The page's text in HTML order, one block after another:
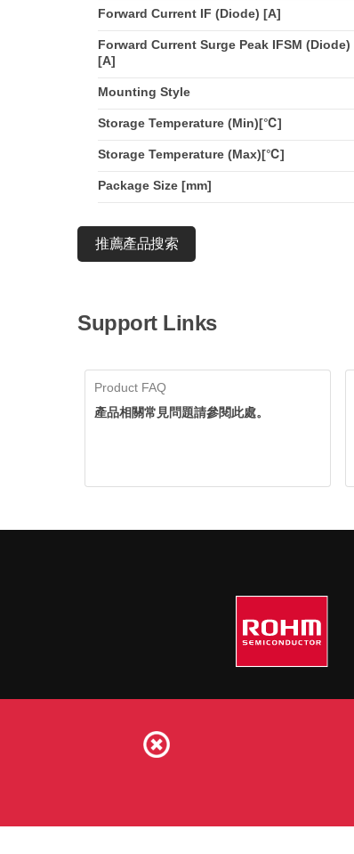
Forward Current IF (Diode) [A]
Forward Current Surge Peak IFSM (Diode)
[A]
Mounting Style
Storage Temperature (Min)[℃]
Storage Temperature (Max)[℃]
Package Size [mm]
推薦產品搜索
Support Links
Product FAQ
產品相關常見問題請參閱此處。